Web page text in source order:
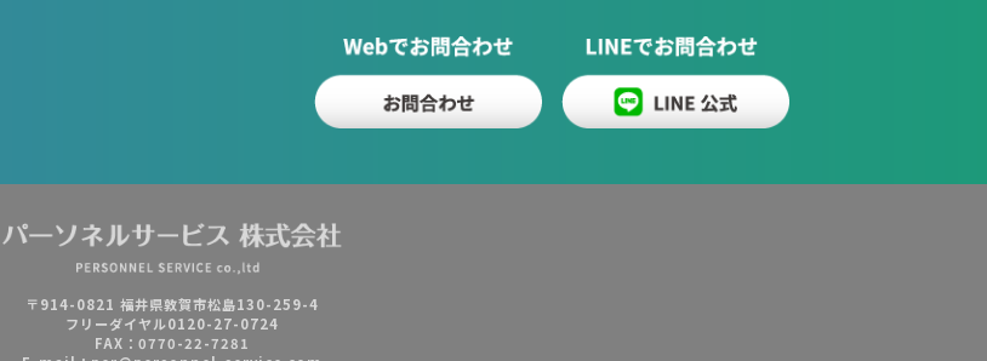
〒914-0821 福井県敦賀市松島130-259-4
フリーダイヤル0120-27-0724
FAX：0770-22-7281